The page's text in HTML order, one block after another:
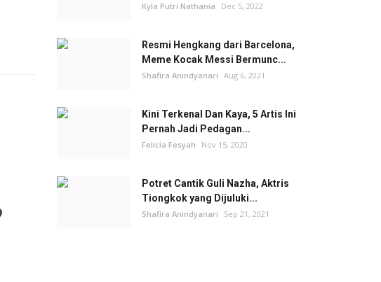
Kyla Putri Nathania Dec 5, 2022
Resmi Hengkang dari Barcelona,
Meme Kocak Messi Bermunc...
Shafira Anindyanari Aug 6, 2021
Kini Terkenal Dan Kaya, 5 Artis Ini
Pernah Jadi Pedagan...
Felicia Fesyah Nov 15, 2020
Potret Cantik Guli Nazha, Aktris
Tiongkok yang Dijuluki...
Shafira Anindyanari Sep 21, 2021